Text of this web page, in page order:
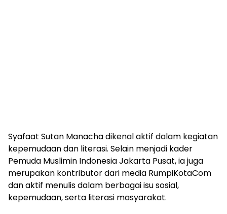
Syafaat Sutan Manacha dikenal aktif dalam kegiatan
kepemudaan dan literasi. Selain menjadi kader
Pemuda Muslimin Indonesia Jakarta Pusat, ia juga
merupakan kontributor dari media RumpiKotaCom
dan aktif menulis dalam berbagai isu sosial,
kepemudaan, serta literasi masyarakat.